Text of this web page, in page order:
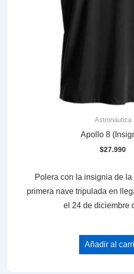
Astronáutica
Apollo 8
$27.990
Polera con la insignia de
primera nave tripulada en
el 24 de diciembre
Añadir al